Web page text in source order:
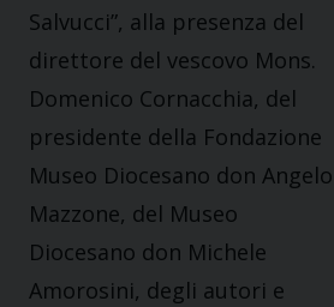
Salvucci”, alla presenza del
direttore del vescovo Mons.
Domenico Cornacchia, del
presidente della Fondazione
Museo Diocesano don Angelo
Mazzone, del Museo
Diocesano don Michele
Amorosini, degli autori e